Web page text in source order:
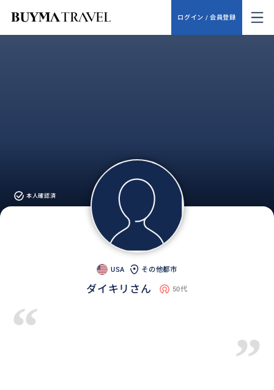
ログイン / 会員登録
本人確認済
USA その他都市
ダイキリさん 50代
“ ”